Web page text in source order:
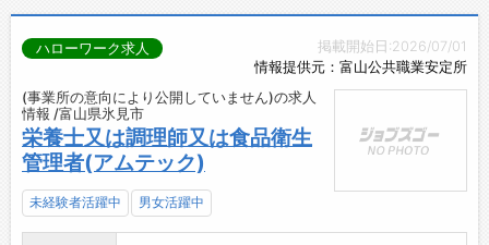
掲載開始日:2026/07/01
情報提供元：富山公共職業安定所
ハローワーク求人
(事業所の意向により公開していません)の求人
情報 /富山県氷見市
栄養士又は調理師又は食品衛生
管理者(アムテック)
未経験者活躍中 男女活躍中